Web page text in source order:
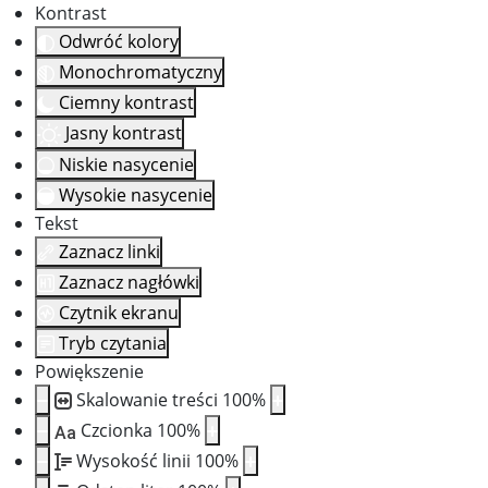
Kontrast
Odwróć kolory
Monochromatyczny
Ciemny kontrast
Jasny kontrast
Niskie nasycenie
Wysokie nasycenie
Tekst
Zaznacz linki
Zaznacz nagłówki
Czytnik ekranu
Tryb czytania
Powiększenie
Skalowanie treści 100%
Aa Czcionka 100%
Wysokość linii 100%